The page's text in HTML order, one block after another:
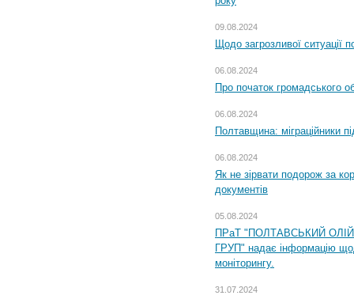
09.08.2024
Щодо загрозливої ситуації
06.08.2024
Про початок громадського
06.08.2024
Полтавщина: міграційники
06.08.2024
Як не зірвати подорож за
документів
05.08.2024
ПРаТ "ПОЛТАВСЬКИЙ
ГРУП" надає інформацію
моніторингу.
31.07.2024